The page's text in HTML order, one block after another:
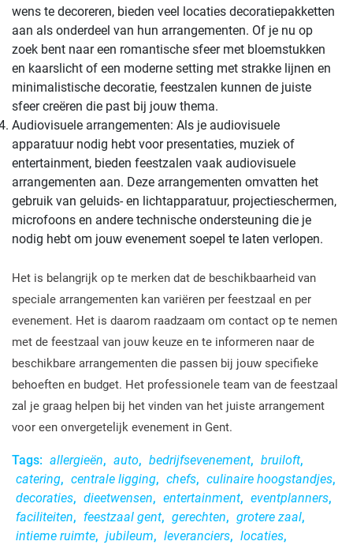
wens te decoreren, bieden veel locaties decoratiepakketten
aan als onderdeel van hun arrangementen. Of je nu op
zoek bent naar een romantische sfeer met bloemstukken
en kaarslicht of een moderne setting met strakke lijnen en
minimalistische decoratie, feestzalen kunnen de juiste
sfeer creëren die past bij jouw thema.
Audiovisuele arrangementen: Als je audiovisuele
apparatuur nodig hebt voor presentaties, muziek of
entertainment, bieden feestzalen vaak audiovisuele
arrangementen aan. Deze arrangementen omvatten het
gebruik van geluids- en lichtapparatuur, projectieschermen,
microfoons en andere technische ondersteuning die je
nodig hebt om jouw evenement soepel te laten verlopen.
Het is belangrijk op te merken dat de beschikbaarheid van
speciale arrangementen kan variëren per feestzaal en per
evenement. Het is daarom raadzaam om contact op te nemen
met de feestzaal van jouw keuze en te informeren naar de
beschikbare arrangementen die passen bij jouw specifieke
behoeften en budget. Het professionele team van de feestzaal
zal je graag helpen bij het vinden van het juiste arrangement
voor een onvergetelijk evenement in Gent.
Tags: allergieën, auto, bedrijfsevenement, bruiloft,
catering, centrale ligging, chefs, culinaire hoogstandjes,
decoraties, dieetwensen, entertainment, eventplanners,
faciliteiten, feestzaal gent, gerechten, grotere zaal,
intieme ruimte, jubileum, leveranciers, locaties,